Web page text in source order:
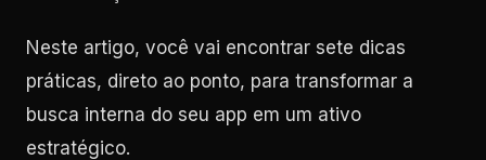
Neste artigo, você vai encontrar sete dicas
práticas, direto ao ponto, para transformar a
busca interna do seu app em um ativo
estratégico.